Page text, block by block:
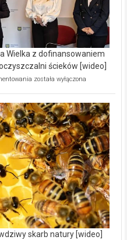
Wielka z dofinansowaniem
ścieków [wideo]
Ekologiczne
Wręczyca
Wielka
z
dofinansowaniem
ponad
15,6
mln
na
modernizację
oczyszczalni
ścieków
[wideo]
została wyłączona
skarb natury [wideo]